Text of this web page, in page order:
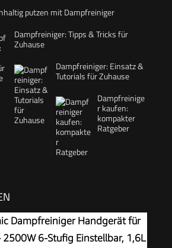
putzen mit Dampfreiniger
Dampfreiniger: Tipps & Tricks für
Zuhause
Dampfreiniger: Einsatz &
Tutorials für Zuhause
Dampfreinige
r kaufen:
kompakter
Ratgeber
Dampfreiniger Handgerät für
2500W 6-Stufig Einstellbar, 1,6L